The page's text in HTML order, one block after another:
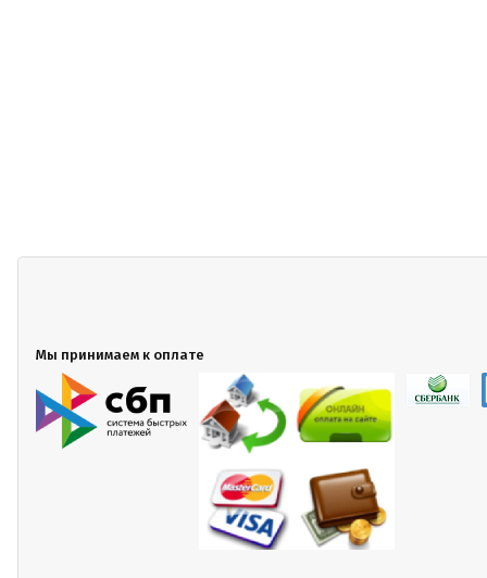
Мы принимаем к оплате